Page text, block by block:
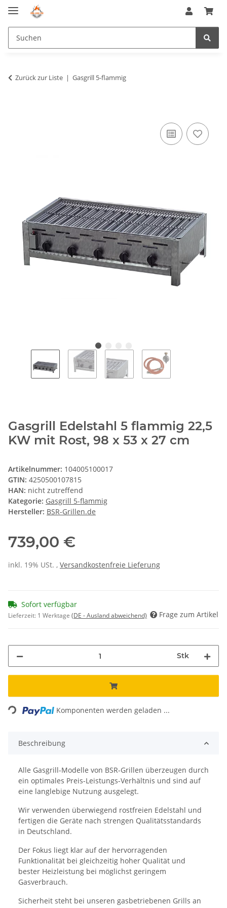
Zurück zur Liste Gasgrill 5-flammig
Gasgrill Edelstahl 5 flammig 22,5
KW mit Rost, 98 x 53 x 27 cm
Artikelnummer: 104005100017
GTIN: 4250500107815
HAN: nicht zutreffend
Kategorie: Gasgrill 5-flammig
Hersteller: BSR-Grillen.de
739,00 €
inkl. 19% USt. , Versandkostenfreie Lieferung
Sofort verfügbar
Lieferzeit: 1 Werktage (DE - Ausland abweichend) Frage zum Artikel
Stk
Loading... Komponenten werden geladen ...
Beschreibung
Alle Gasgrill-Modelle von BSR-Grillen überzeugen durch
ein optimales Preis-Leistungs-Verhältnis und sind auf
eine langlebige Nutzung ausgelegt.
Wir verwenden überwiegend rostfreien Edelstahl und
fertigen die Geräte nach strengen Qualitätsstandards
in Deutschland.
Der Fokus liegt klar auf der hervorragenden
Funktionalität bei gleichzeitig hoher Qualität und
bester Heizleistung bei möglichst geringem
Gasverbrauch.
Sicherheit steht bei unseren gasbetriebenen Grills an